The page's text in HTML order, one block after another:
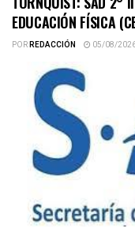
EDUCACIÓN FÍSICA
PORREDACCIÓN 05/08/